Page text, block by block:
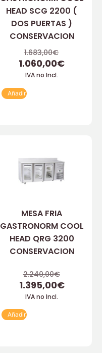
HEAD SCG 2200 (
DOS PUERTAS )
CONSERVACION
1.683,00€
1.060,00€
IVA no Incl.
Añadir
MESA FRIA
GASTRONORM COOL
HEAD QRG 3200
CONSERVACION
2.240,00€
1.395,00€
IVA no Incl.
Añadir